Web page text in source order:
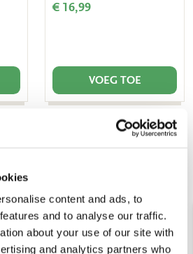
content and ads, to
and to analyse our traffic.
about your use of our site with
and analytics partners who
€ 16,99
VOEG TOE